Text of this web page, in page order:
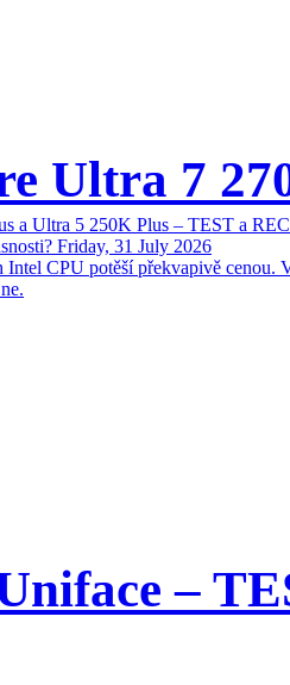
Ultra 7
a Ultra 5 250K Plus – TEST a
Friday, 31 July 2026
Intel CPU potěší překvapivě cenou.
–